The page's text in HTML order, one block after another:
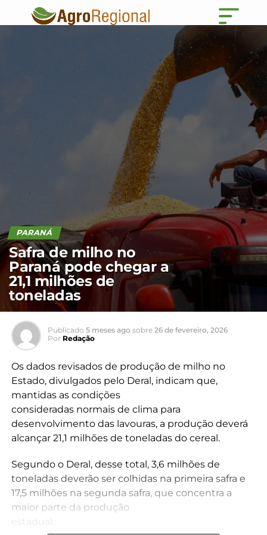
PARANÁ
Safra de milho no
Paraná pode chegar a
21,1 milhões de
toneladas
Publicado 5 meses ago sobre 26 de fevereiro, 2026
Por Redação
Os dados revisados de produção de milho no
Estado, divulgados pelo Deral, indicam que,
mantidas as condições
consideradas normais de clima para
desenvolvimento das lavouras, a produção deverá
alcançar 21,1 milhões de toneladas do cereal.
Segundo o Deral, desse total, 3,6 milhões de
toneladas deverão ser colhidas na primeira safra e
17,5 milhões na segunda safra, que concentra a
maior parte da produção